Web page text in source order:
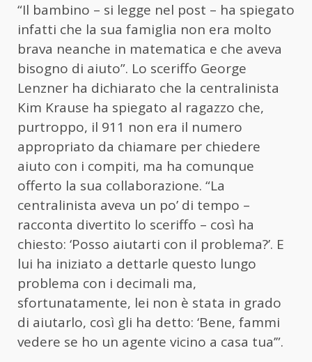
“Il bambino – si legge nel post – ha spiegato
infatti che la sua famiglia non era molto
brava neanche in matematica e che aveva
bisogno di aiuto”. Lo sceriffo George
Lenzner ha dichiarato che la centralinista
Kim Krause ha spiegato al ragazzo che,
purtroppo, il 911 non era il numero
appropriato da chiamare per chiedere
aiuto con i compiti, ma ha comunque
offerto la sua collaborazione. “La
centralinista aveva un po’ di tempo –
racconta divertito lo sceriffo – così ha
chiesto: ‘Posso aiutarti con il problema?’. E
lui ha iniziato a dettarle questo lungo
problema con i decimali ma,
sfortunatamente, lei non è stata in grado
di aiutarlo, così gli ha detto: ‘Bene, fammi
vedere se ho un agente vicino a casa tua’”.